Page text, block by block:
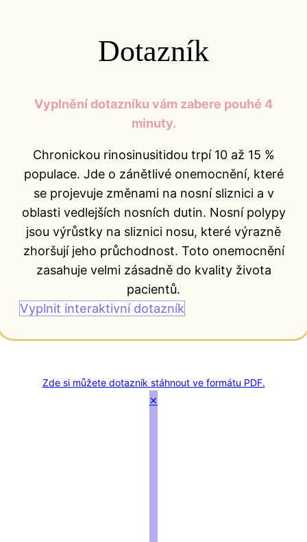
Dotazník
Vyplnění dotazníku vám zabere pouhé 4
minuty.
Chronickou rinosinusitidou trpí 10 až 15 %
populace. Jde o zánětlivé onemocnění, které
se projevuje změnami na nosní sliznici a v
oblasti vedlejších nosních dutin. Nosní polypy
jsou výrůstky na sliznici nosu, které výrazně
zhoršují jeho průchodnost. Toto onemocnění
zasahuje velmi zásadně do kvality života
pacientů.
Vyplnit interaktivní dotazník
Zde si můžete dotazník stáhnout ve formátu PDF.
×